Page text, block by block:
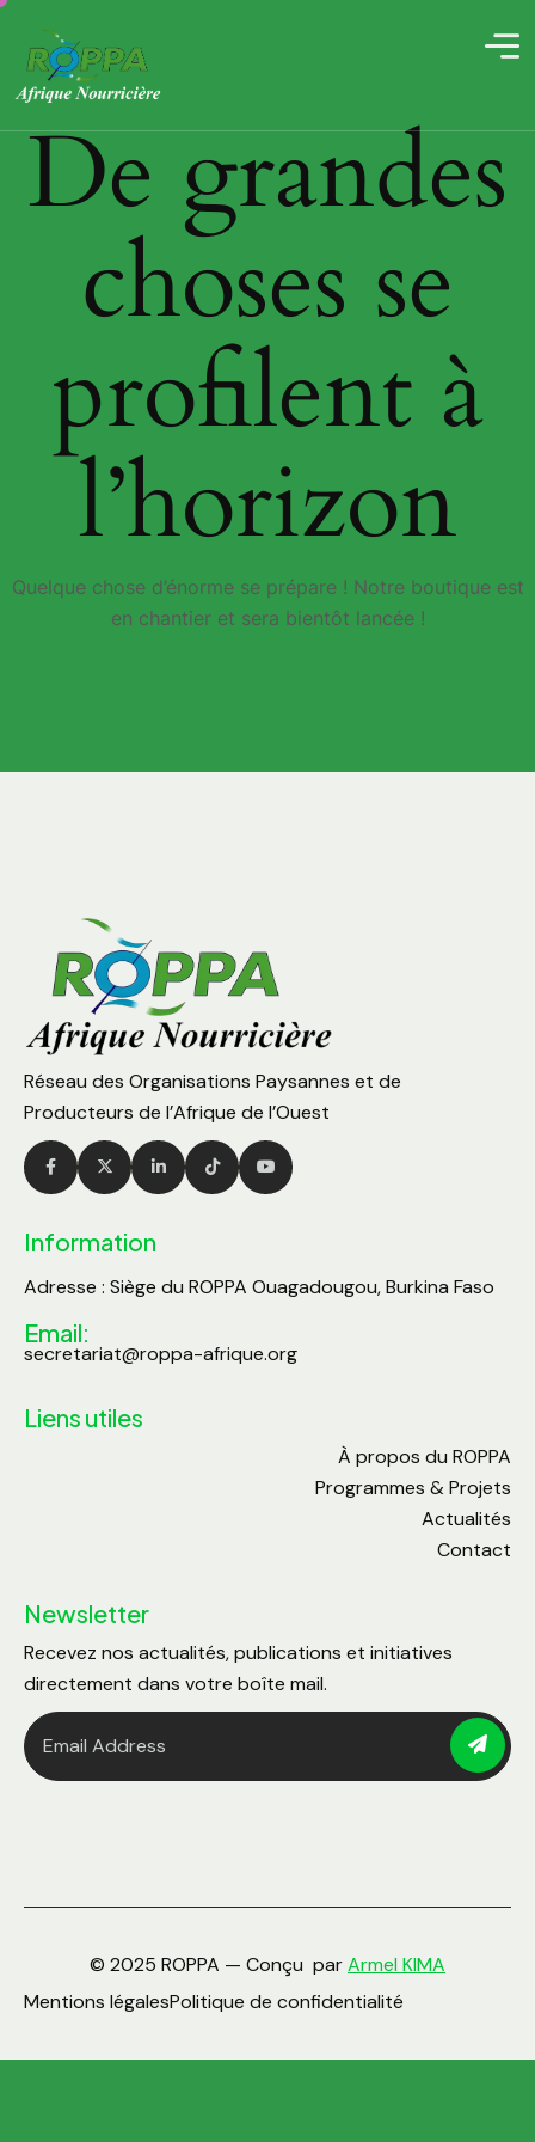
De grandes
choses se
profilent à
l’horizon
Quelque chose d’énorme se prépare ! Notre boutique est
en chantier et sera bientôt lancée !
Réseau des Organisations Paysannes et de
Producteurs de l’Afrique de l’Ouest
Information
Adresse : Siège du ROPPA Ouagadougou, Burkina Faso
Email:
secretariat@roppa-afrique.org
Liens utiles
À propos du ROPPA
Programmes & Projets
Actualités
Contact
Newsletter
Recevez nos actualités, publications et initiatives
directement dans votre boîte mail.
© 2025 ROPPA — Conçu parArmel KIMA
Mentions légalesPolitique de confidentialité